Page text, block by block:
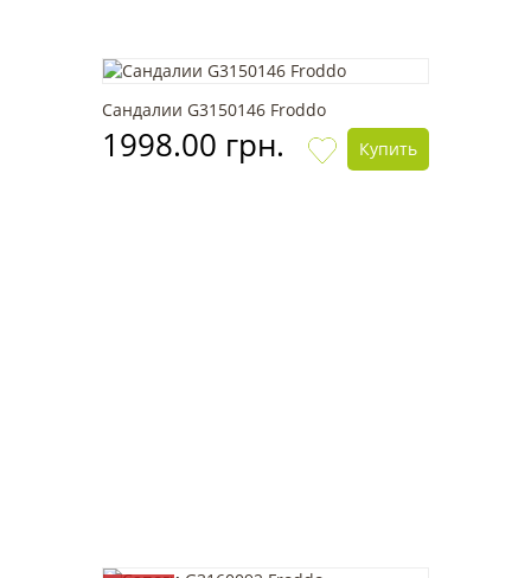
Сандалии G3150146 Froddo
1998.00 грн. Купить